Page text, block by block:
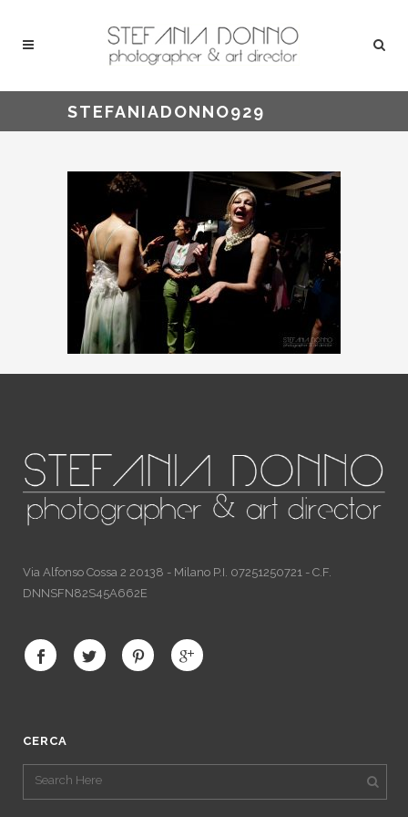
STEFANIADONNO929
Via Alfonso Cossa 2 20138 - Milano P.I. 07251250721 - C.F.
DNNSFN82S45A662E
CERCA